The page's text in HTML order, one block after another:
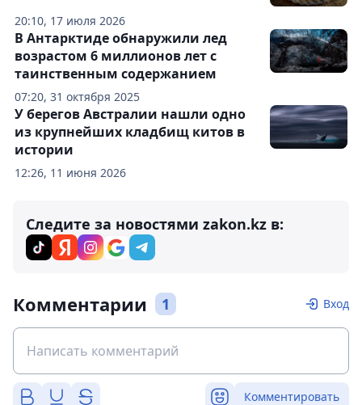
20:10, 17 июля 2026
07:20, 31 октября 2025
В Антарктиде обнаружили лед
возрастом 6 миллионов лет с
таинственным содержанием
12:26, 11 июня 2026
У берегов Австралии нашли одно
из крупнейших кладбищ китов в
истории
Следите за новостями zakon.kz в:
Комментарии 1 Вход
Комментировать